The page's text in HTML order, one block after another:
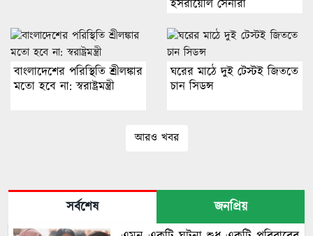
ইসরায়েলি সেনারা
বাংলাদেশের পরিস্থিতি শ্রীলঙ্কার
মতো হবে না: স্বরাষ্ট্রমন্ত্রী
ঘরের মাঠে দুই টেস্টই জিততে
চান সিডন্স
আরও খবর
সর্বশেষ
জনপ্রিয়